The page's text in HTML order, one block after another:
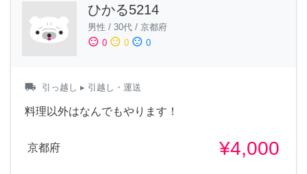
ひかる5214
男性 / 30代 / 京都府
sentiment_satisfied 0 sentiment_neutral 0 sentiment_dissatisfied 0
local_shipping 引っ越し ▸ 引越し・運送
料理以外はなんでもやります！
京都府 ¥4,000